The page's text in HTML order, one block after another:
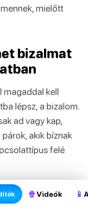
mielőtt
bizalmat
magaddal kell
lépsz, a bizalom.
ad vagy kap,
akik bíznak
felé
🍿 Videók 📱